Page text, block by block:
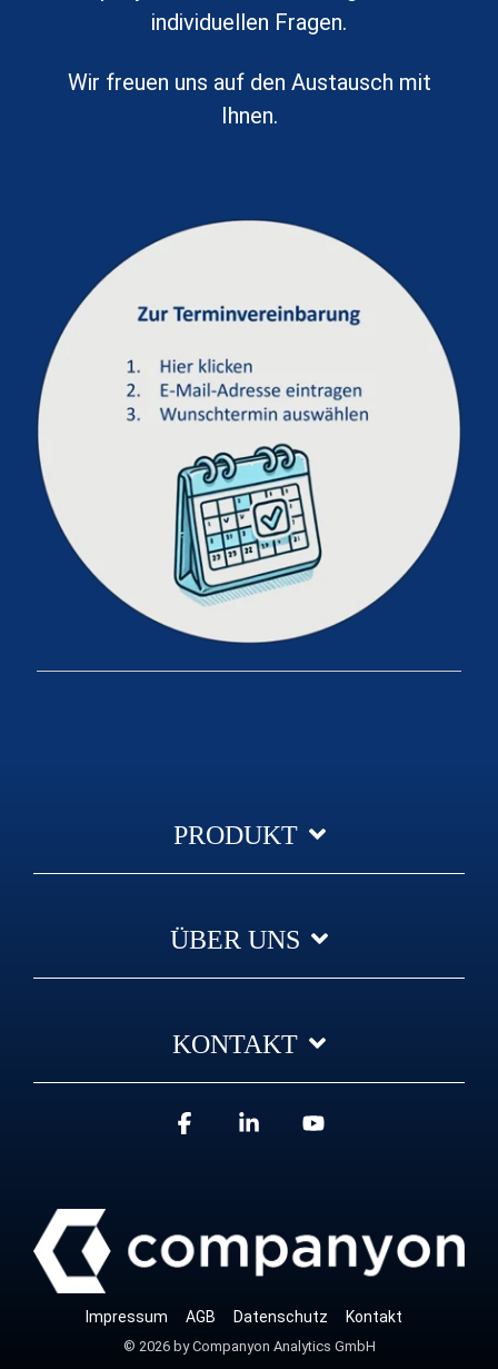
individuellen Fragen.
Wir freuen uns auf den Austausch mit
Ihnen.
PRODUKT
ÜBER UNS
KONTAKT
Impressum AGB Datenschutz Kontakt
© 2026 by Companyon Analytics GmbH
FacebookLinkedin